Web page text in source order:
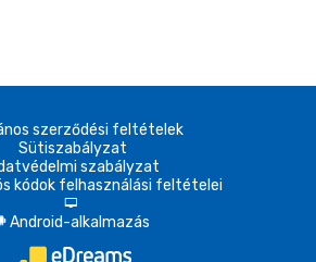
szerződési feltételek
Sütiszabályzat
szabályzat
kódok felhasználási feltételei
d
Android-alkalmazás